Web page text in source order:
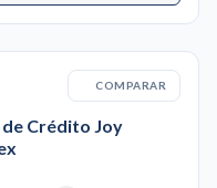
COMPARAR
Crédito Joy